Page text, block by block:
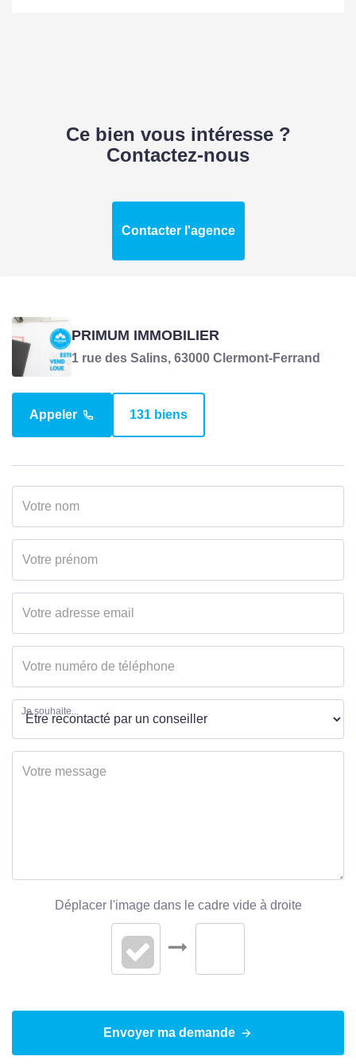
Ce bien vous intéresse ?
Contactez-nous
Contacter l'agence
PRIMUM IMMOBILIER
1 rue des Salins, 63000 Clermont-Ferrand
Appeler 131 biens
Je souhaite...
Déplacer l'image dans le cadre vide à droite
Envoyer ma demande